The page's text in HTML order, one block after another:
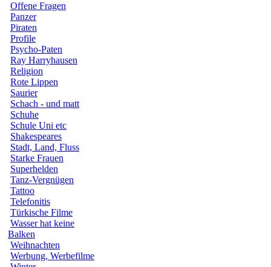
Offene Fragen
Panzer
Piraten
Profile
Psycho-Paten
Ray Harryhausen
Religion
Rote Lippen
Saurier
Schach - und matt
Schuhe
Schule Uni etc
Shakespeares
Stadt, Land, Fluss
Starke Frauen
Superhelden
Tanz-Vergnügen
Tattoo
Telefonitis
Türkische Filme
Wasser hat keine
Balken
Weihnachten
Werbung, Werbefilme